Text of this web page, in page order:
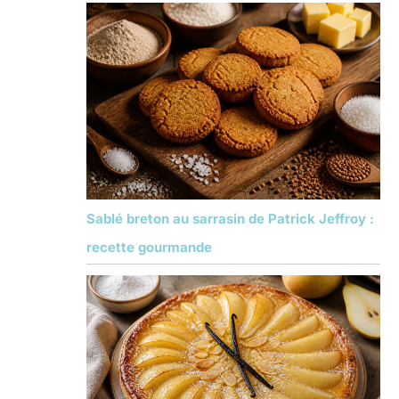
Sablé breton au sarrasin de Patrick Jeffroy :
recette gourmande